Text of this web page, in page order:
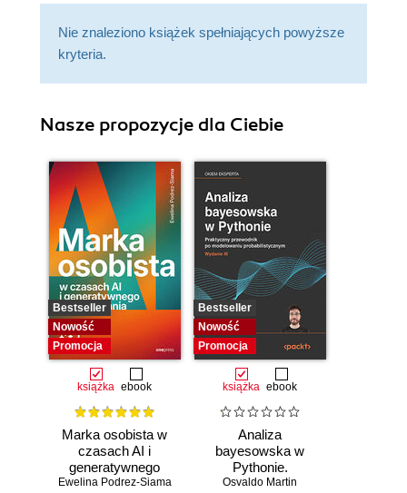
Nie znaleziono książek spełniających powyższe
kryteria.
Nasze propozycje dla Ciebie
Bestseller
Nowość
Promocja
książka ebook
Marka osobista w
czasach AI i
generatywnego
wyszukiwania
Ewelina Podrez-Siama
Bestseller
Nowość
Promocja
książka ebook
Analiza
bayesowska w
Pythonie.
Praktyczny
Osvaldo Martin